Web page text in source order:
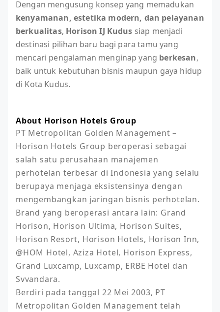
Dengan mengusung konsep yang memadukan
kenyamanan, estetika modern, dan pelayanan
berkualitas, Horison IJ Kudus siap menjadi
destinasi pilihan baru bagi para tamu yang
mencari pengalaman menginap yang berkesan,
baik untuk kebutuhan bisnis maupun gaya hidup
di Kota Kudus.
About Horison Hotels Group
PT Metropolitan Golden Management –
Horison Hotels Group beroperasi sebagai
salah satu perusahaan manajemen
perhotelan terbesar di Indonesia yang selalu
berupaya menjaga eksistensinya dengan
mengembangkan jaringan bisnis perhotelan.
Brand yang beroperasi antara lain: Grand
Horison, Horison Ultima, Horison Suites,
Horison Resort, Horison Hotels, Horison Inn,
@HOM Hotel, Aziza Hotel, Horison Express,
Grand Luxcamp, Luxcamp, ERBE Hotel dan
Svvandara.
Berdiri pada tanggal 22 Mei 2003, PT
Metropolitan Golden Management telah